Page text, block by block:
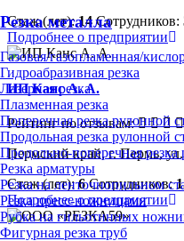
Резка металла
Газовая/газопламенная/
Гидроабразивная резка
Лазерная резка
Плазменная резка
Поперечная резка рулонной
Продольная резка рулонной
Продольно-поперечная резка
Резка арматуры
Резка на ленточнопильном
Резка пресс-ножницами
Рубка на гильотинных
Фигурная резка труб
Стаж (лет):14 Сотрудников:
Подробнее о предприятии
ИП Канс А. А.
Рейтинг по отзывам:
Пермский край, г. Пермь,
Стаж (лет):6 Сотрудников:
Подробнее о предприятии